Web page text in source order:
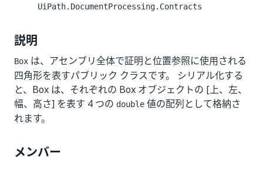
UiPath.DocumentProcessing.Contracts
説明
Box は、アセンブリ全体で証明と位置参照に使用される
四角形を表すパブリック クラスです。 シリアル化する
と、Box は、それぞれの Box オブジェクトの [上、左、
幅、高さ] を表す 4 つの double 値の配列として格納さ
れます。
メンバー